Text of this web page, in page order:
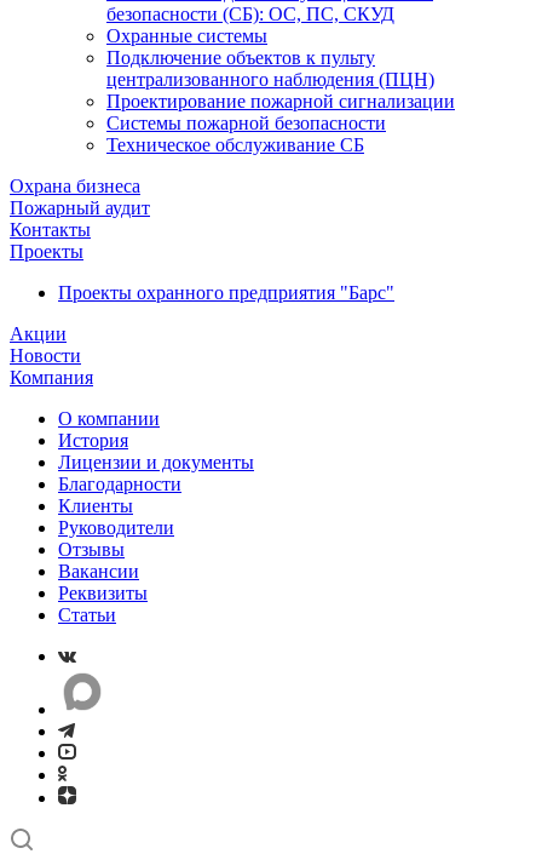
безопасности (СБ): ОС, ПС, СКУД
Охранные системы
Подключение объектов к пульту
централизованного наблюдения (ПЦН)
Проектирование пожарной сигнализации
Системы пожарной безопасности
Техническое обслуживание СБ
Охрана бизнеса
Пожарный аудит
Контакты
Проекты
Проекты охранного предприятия "Барс"
Акции
Новости
Компания
О компании
История
Лицензии и документы
Благодарности
Клиенты
Руководители
Отзывы
Вакансии
Реквизиты
Статьи